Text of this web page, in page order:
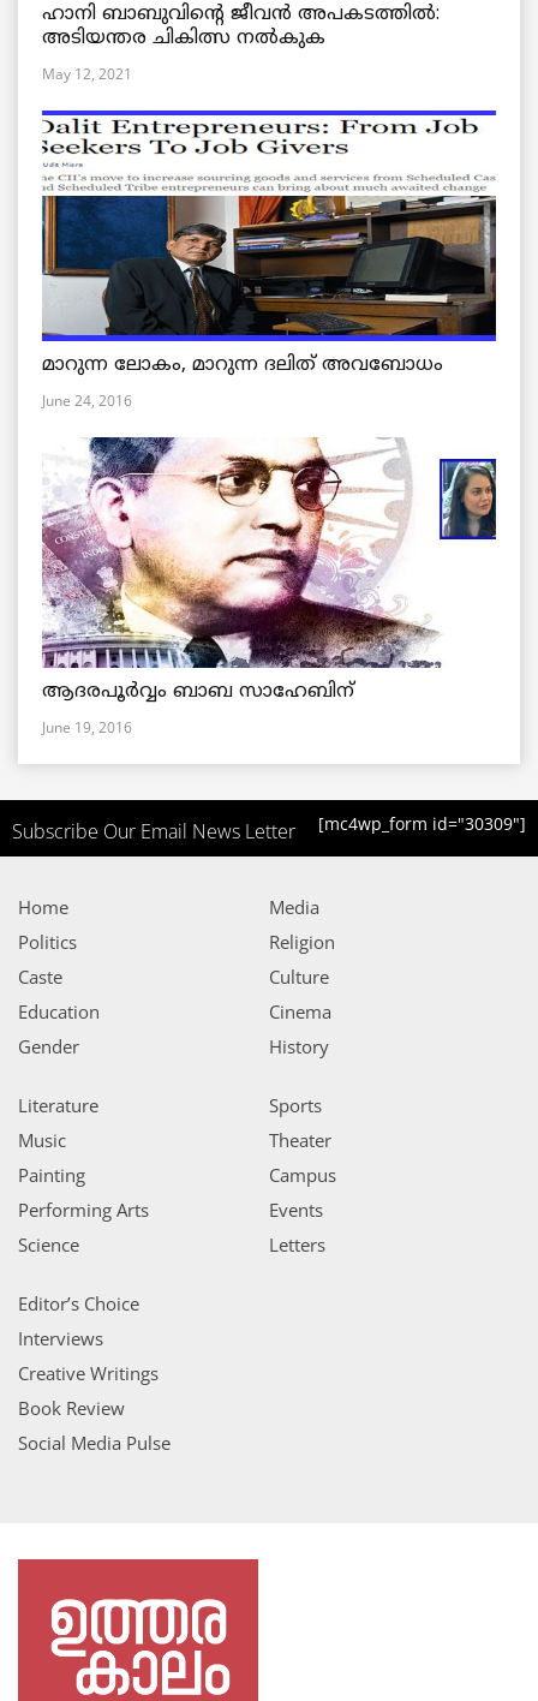
ഹാനി ബാബുവിന്റെ ജീവൻ അപകടത്തിൽ:
അടിയന്തര ചികിത്സ നൽകുക
May 12, 2021
മാറുന്ന ലോകം, മാറുന്ന ദലിത് അവബോധം
June 24, 2016
ആദരപൂര്‍വ്വം ബാബ സാഹേബിന്
June 19, 2016
Subscribe Our Email News Letter [mc4wp_form id="30309"]
Home
Politics
Caste
Education
Gender
Media
Religion
Culture
Cinema
History
Literature
Music
Painting
Performing Arts
Science
Sports
Theater
Campus
Events
Letters
Editor’s Choice
Interviews
Creative Writings
Book Review
Social Media Pulse